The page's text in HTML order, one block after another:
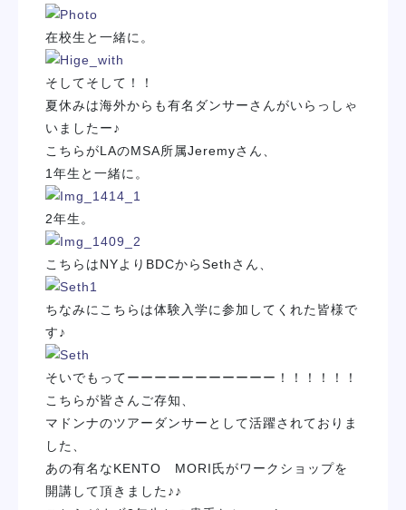
在校生と一緒に。
そしてそして！！
夏休みは海外からも有名ダンサーさんがいらっしゃ
いましたー♪
こちらがLAのMSA所属Jeremyさん、
1年生と一緒に。
2年生。
こちらはNYよりBDCからSethさん、
ちなみにこちらは体験入学に参加してくれた皆様で
す♪
そいでもってーーーーーーーーーーー！！！！！！
こちらが皆さんご存知、
マドンナのツアーダンサーとして活躍されておりま
した、
あの有名なKENTO MORI氏がワークショップを
開講して頂きました♪♪
就職・デビュー
入学案内
スクールライフ
訪問者別